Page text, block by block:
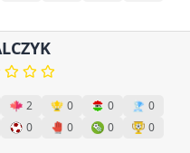
2 0 0
0
0 0 0
0